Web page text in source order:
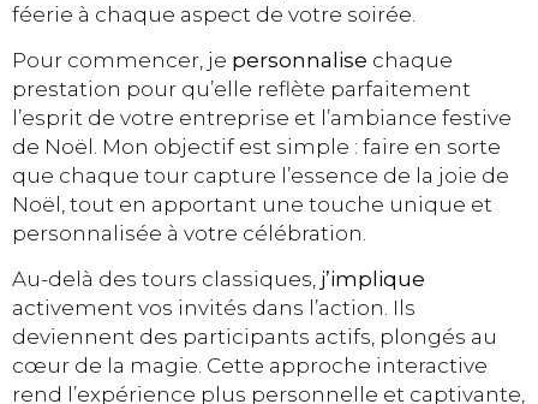
féerie à chaque aspect de votre soirée.
Pour commencer, je personnalise chaque
prestation pour qu’elle reflète parfaitement
l’esprit de votre entreprise et l’ambiance festive
de Noël. Mon objectif est simple : faire en sorte
que chaque tour capture l’essence de la joie de
Noël, tout en apportant une touche unique et
personnalisée à votre célébration.
Au-delà des tours classiques, j’implique
activement vos invités dans l’action. Ils
deviennent des participants actifs, plongés au
cœur de la magie. Cette approche interactive
rend l’expérience plus personnelle et captivante,